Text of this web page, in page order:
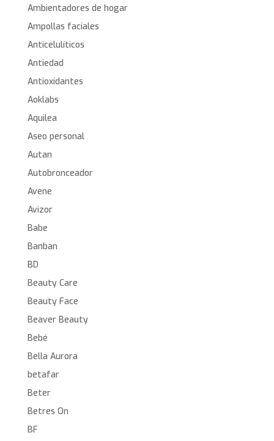
Ambientadores de hogar
Ampollas faciales
Anticelulíticos
Antiedad
Antioxidantes
Aoklabs
Aquilea
Aseo personal
Autan
Autobronceador
Avene
Avizor
Babe
Banban
BD
Beauty Care
Beauty Face
Beaver Beauty
Bebé
Bella Aurora
betafar
Beter
Betres On
BF